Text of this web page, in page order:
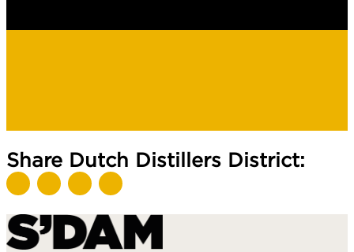
Share Dutch Distillers District: